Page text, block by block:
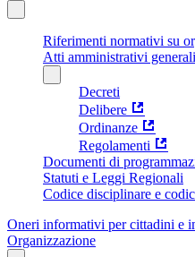
Riferimenti normativi su
Atti amministrativi generali
Decreti
Delibere
Ordinanze
Regolamenti
Documenti di
Statuti e Leggi Regionali
Codice disciplinare e
Oneri informativi per cittadini e
Organizzazione